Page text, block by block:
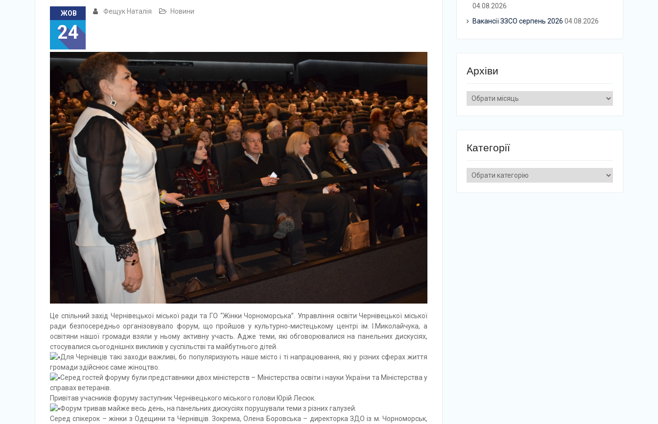
ЖОВ
24
Фещук Наталія Новини
Це спільний захід Чернівецької міської ради та ГО “Жінки Чорноморська”. Управління освіти Чернівецької міської
ради безпосередньо організовувало форум, що пройшов у культурно-мистецькому центрі ім. І.Миколайчука, а
освітяни нашої громади взяли у ньому активну участь. Адже теми, які обговорювалися на панельних дискусіях,
стосувалися сьогоднішніх викликів у суспільстві та майбутнього дітей.
Для Чернівців такі заходи важливі, бо популяризують наше місто і ті напрацювання, які у різних сферах життя
громади здійснює саме жіноцтво.
Серед гостей форуму були представники двох міністерств – Міністерства освіти і науки України та Міністерства у
справах ветеранів.
Привітав учасників форуму заступник Чернівецького міського голови Юрій Лесюк.
Форум тривав майже весь день, на панельних дискусіях порушували теми з різних галузей.
Серед спікерок – жінки з Одещини та Чернівців. Зокрема, Олена Боровська – директорка ЗДО із м. Чорноморськ,
04.08.2026
Вакансії ЗЗСО серпень 2026 04.08.2026
Архіви
Архіви
Категорії
Категорії